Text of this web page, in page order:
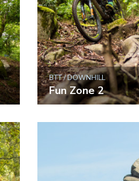
BTT / DOWNHILL
Fun Zone 2